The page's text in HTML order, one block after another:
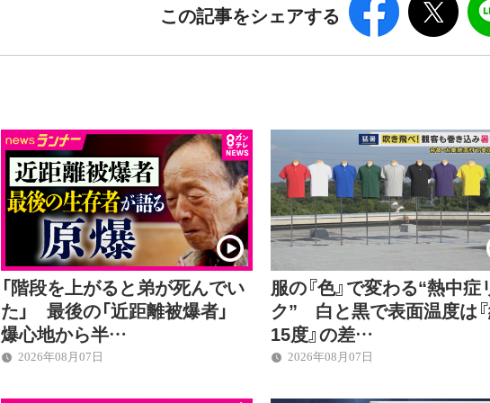
この記事をシェアする
「階段を上がると弟が死んでい
た」 最後の「近距離被爆者」
爆心地から半…
2026年08月07日
服の『色』で変わる“熱中症
ク” 白と黒で表面温度は
15度』の差…
2026年08月07日